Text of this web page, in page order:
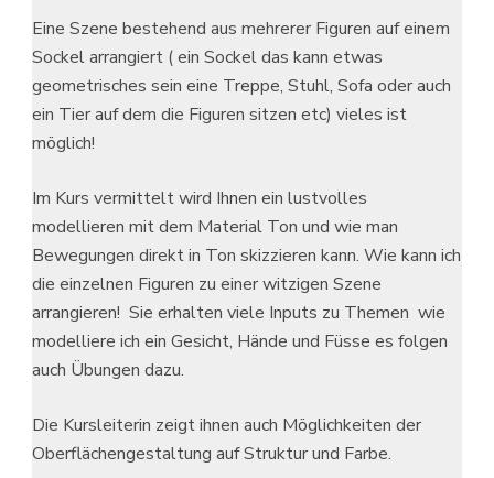
Eine Szene bestehend aus mehrerer Figuren auf einem
Sockel arrangiert ( ein Sockel das kann etwas
geometrisches sein eine Treppe, Stuhl, Sofa oder auch
ein Tier auf dem die Figuren sitzen etc) vieles ist
möglich!
Im Kurs vermittelt wird Ihnen ein lustvolles
modellieren mit dem Material Ton und wie man
Bewegungen direkt in Ton skizzieren kann. Wie kann ich
die einzelnen Figuren zu einer witzigen Szene
arrangieren! Sie erhalten viele Inputs zu Themen wie
modelliere ich ein Gesicht, Hände und Füsse es folgen
auch Übungen dazu.
Die Kursleiterin zeigt ihnen auch Möglichkeiten der
Oberflächengestaltung auf Struktur und Farbe.